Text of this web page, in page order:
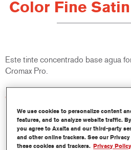
Color Fine
Este tinte concentrado base agua
Cromax Pro.
Características del producto
Excelente cubrición con una
Aplicación rápida y rentable -
productividad.
Forma parte de un completo
We use cookies to personalize content
features, and to analyze website traffic.
you agree to Axalta and our third-party
and other online trackers. See our
these cookies and trackers. Privacy Policy